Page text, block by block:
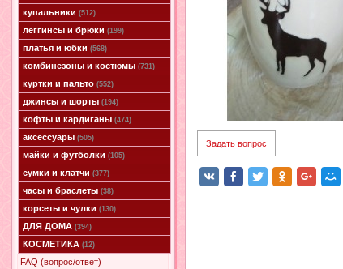
купальники(512)
леггинсы и брюки(199)
платья и юбки(568)
комбинезоны и костюмы(731)
куртки и пальто(552)
джинсы и шорты(194)
кофты и кардиганы(474)
аксессуары(505)
майки и футболки(105)
сумки и клатчи(377)
часы и браслеты(38)
корсеты и чулки(130)
ДЛЯ ДОМА(394)
КОСМЕТИКА(12)
FAQ (вопрос/ответ)
Задать вопрос